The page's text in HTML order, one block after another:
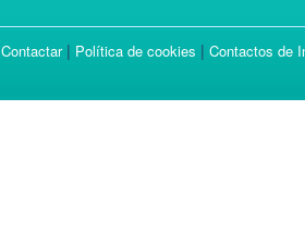
Contactar| Política de cookies | Contactos de